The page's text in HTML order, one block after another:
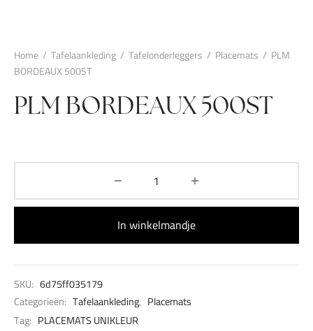
Home / Tafelaankleding / Tafelonderleggers / Placemats / PLM
BORDEAUX 500ST
PLM BORDEAUX 500ST
In winkelmandje
SKU: 6d75ff035179
Categorieën: Tafelaankleding, Placemats
Tag: PLACEMATS UNIKLEUR